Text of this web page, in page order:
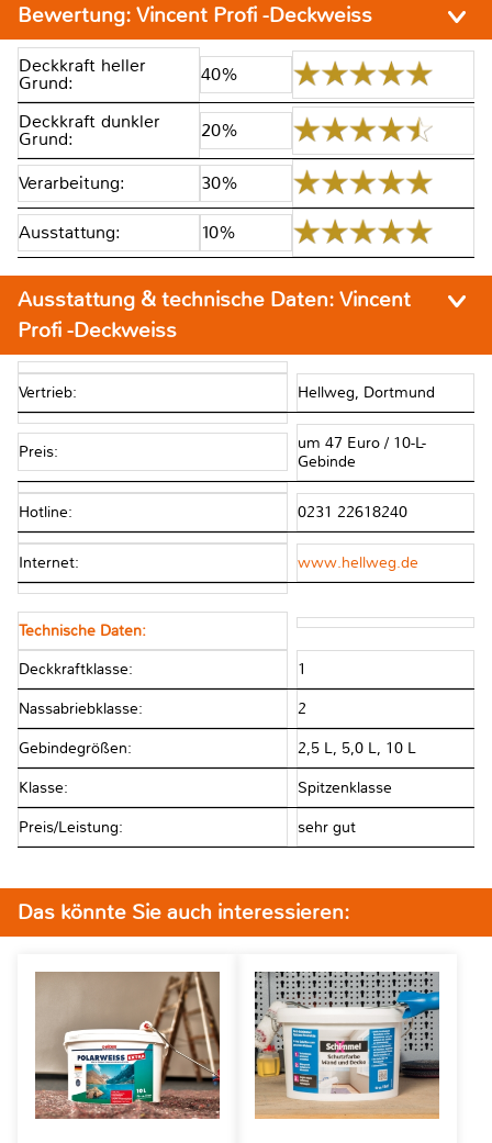
Bewertung: Vincent Profi -Deckweiss
Deckkraft heller
Grund: 40%
Deckkraft dunkler
Grund: 20%
Verarbeitung: 30%
Ausstattung: 10%
Ausstattung & technische Daten: Vincent
Profi -Deckweiss
Vertrieb: Hellweg, Dortmund
Preis:
um 47 Euro / 10-L-
Gebinde
Hotline: 0231 22618240
Internet: www.hellweg.de
Technische Daten:
Deckkraftklasse: 1
Nassabriebklasse: 2
Gebindegrößen: 2,5 L, 5,0 L, 10 L
Klasse: Spitzenklasse
Preis/Leistung: sehr gut
Das könnte Sie auch interessieren: